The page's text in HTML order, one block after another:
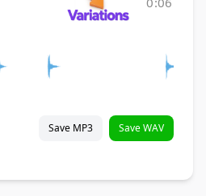
Save MP3 Save WAV